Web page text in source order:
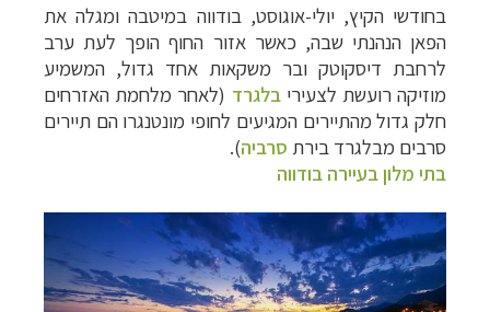
בחודשי הקיץ, יולי-אוגוסט, בודווה במיטבה ומגלה את
הפאן הנהנתי שבה, כאשר אזור החוף הופך לעת ערב
לרחבת דיסקוטק ובר משקאות אחד גדול, המשמיע
מוזיקה רועשת לצעירי בלגרד (לאחר מלחמת האזרחים
חלק גדול מהתיירים המגיעים לחופי מונטנגרו הם תיירים
סרבים מבלגרד בירת סרביה).
בתי מלון בעיירה בודווה